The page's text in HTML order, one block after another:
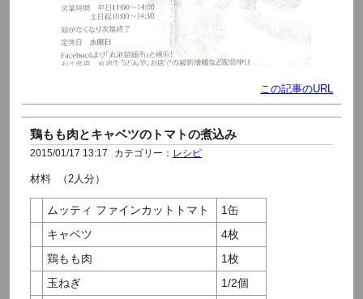
この記事のURL
鶏もも肉とキャベツのトマトの煮込み
2015/01/17 13:17 カテゴリー： レシピ
材料 （2人分）
ムッティ ファインカットトマト
1缶
キャベツ
4枚
鶏もも肉
1枚
玉ねぎ
1/2個